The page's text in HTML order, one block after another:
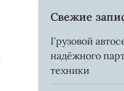
Свежие
Грузовой
надёжного
техники